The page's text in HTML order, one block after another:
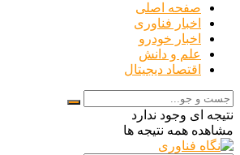
صفحه اصلی
اخبار فناوری
اخبار خودرو
علم و دانش
اقتصاد دیجیتال
نتیجه ای وجود ندارد
مشاهده همه نتیجه ها